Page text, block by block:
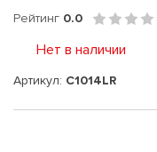
Рейтинг 0.0
Нет в наличии
Артикул: C1014LR